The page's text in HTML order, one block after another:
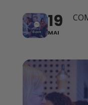
19
MAI